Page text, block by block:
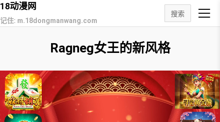
18动漫网
记住: m.18dongmanwang.com
搜索
Ragneg女王的新风格